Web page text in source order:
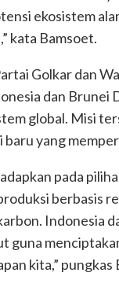
ekosistem
kata Bamsoet.
Golkar dan
dan Brunei
global. Misi
baru yang
pada
berbasis
Indonesia
guna
kita,” pungkas